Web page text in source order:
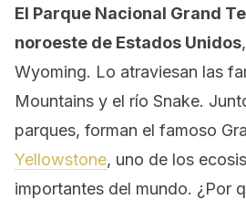
El Parque Nacional Grand
noroeste de Estados Unidos
Wyoming. Lo atraviesan las
Mountains y el río Snake.
parques, forman el famoso
Yellowstone, uno de los
importantes del mundo. ¿Por